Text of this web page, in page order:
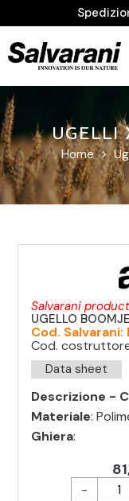
UGELLI
Home
Salvarani product
UGELLO
Cod. Salvarani:
Cod.
Data sheet
Descrizione -
Materiale:
Ghiera:
-